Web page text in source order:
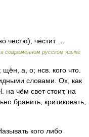
честю), честит …
современном русском языке
а, о; нсв. кого что.
словами. Ох, как
на чём свет стоит, на
бранить, критиковать,
кого либо